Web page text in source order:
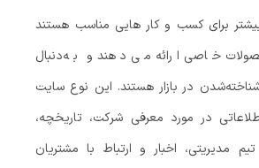
برای کسب‌ و کار هایی مناسب هستند
خاصی ارائه می‌ دهند و به‌دنبال
در بازار هستند. این نوع سایت‌
در مورد معرفی شرکت، تاریخچه،
مدیریتی، اخبار و ارتباط با مشتریان